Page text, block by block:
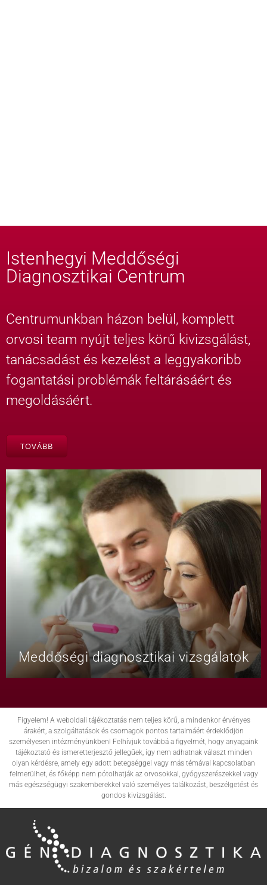
Istenhegyi Meddőségi
Diagnosztikai Centrum
Centrumunkban házon belül, komplett
orvosi team nyújt teljes körű kivizsgálást,
tanácsadást és kezelést a leggyakoribb
fogantatási problémák feltárásáért és
megoldásáért.
TOVÁBB
Meddőségi diagnosztikai vizsgálatok
Figyelem! A weboldali tájékoztatás nem teljes körű, a mindenkor érvényes
árakért, a szolgáltatások és csomagok pontos tartalmáért érdeklődjön
személyesen intézményünkben! Felhívjuk továbbá a figyelmét, hogy anyagaink
tájékoztató és ismeretterjesztő jellegűek, így nem adhatnak választ minden
olyan kérdésre, amely egy adott betegséggel vagy más témával kapcsolatban
felmerülhet, és főképp nem pótolhatják az orvosokkal, gyógyszerészekkel vagy
más egészségügyi szakemberekkel való személyes találkozást, beszélgetést és
gondos kivizsgálást.